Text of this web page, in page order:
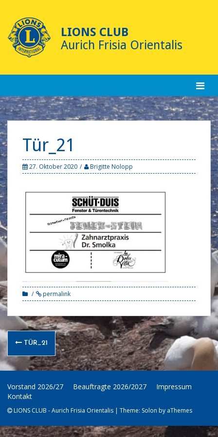
content
LIONS CLUB
Aurich Frisia Orientalis
Tür_21
27. Oktober 2020 Brigitte Nolopp
permalink
Post
navigation
TÜR_21
Vorstand 2026/27 Beauftragte 2026/2027
Impressum
Kontakt
LIONS CLUB - Aurich Frisia Orientalis | Theme: Solon by aThemes